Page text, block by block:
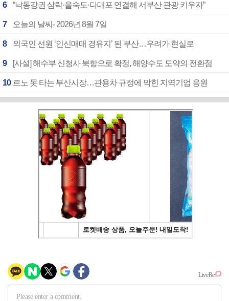
6 “낙동강권 삼락·을숙도·다대포 연결해 서부산 관광 키우자”
7 오늘의 날씨- 2026년 8월 7일
8 외국인 선원 ‘인신매매 경유지’ 된 부산…우려가 현실로
9 [사설] 해수부 신청사 북항으로 확정, 해양수도 도약의 전환점
10 르노 못 타는 부산시장…관용차 규정에 막힌 지역기업 응원